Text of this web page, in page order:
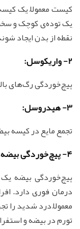
کیست معمولاً یک
یک توده‌ی کوچک و
نقطه از بدن ایجاد
2- واریکوسل:
پیچ‌خوردگی رگ‌های
3- هیدروسل:
تجمع مایع در کیسه
4- پیچ‌خوردگی بیضه:
پیچ‌خوردگی بیضه
درمان فوری دارد.
معمولاً درد شدید را
تورم در بیضه و